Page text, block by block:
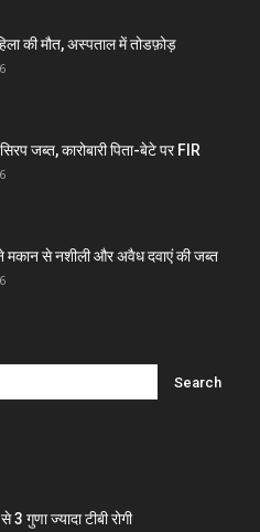
Limited
की मौत, अस्पताल में तोडफ़ोड़
जब्त, कारोबारी पिता-बेटे पर FIR
मकान से नशीली और अवैध दवाएं की जब्त
गुणा ज्यादा टीबी रोगी